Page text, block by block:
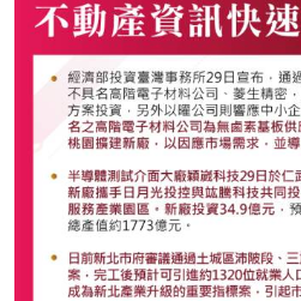
📍30年老牌PCB廠翻身 砸1.8億
📍鶯歌阿婆壽司砸1.3億蓋7層大
網咋舌
《 #地產專家🔎關注詠群 提供